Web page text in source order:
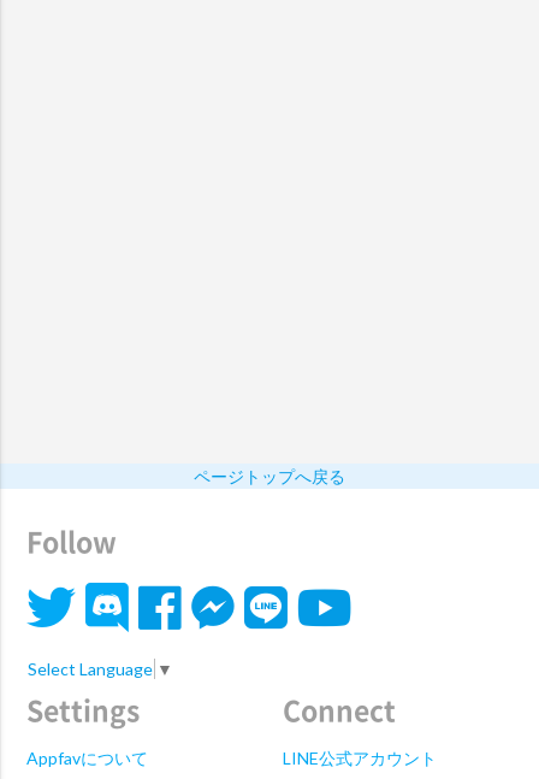
ページトップへ戻る
Follow
Select Language ▼
Settings
Appfavについて
Connect
LINE公式アカウント